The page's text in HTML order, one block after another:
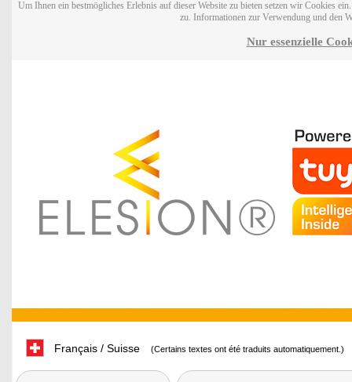
Um Ihnen ein bestmögliches Erlebnis auf dieser Website zu bieten setzen wir Cookies
zu. Informationen zur Verwendung und den
Nur essenzielle
Français / Suisse (Certains textes ont été traduits automatiquement.)